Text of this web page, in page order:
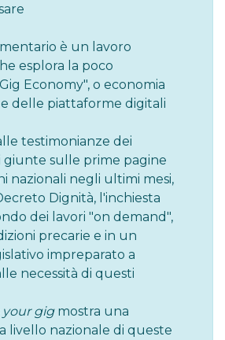
è un lavoro
esplora la poco
Economy", o economia
delle piattaforme digitali
testimonianze dei
sulle prime pagine
nazionali negli ultimi mesi,
Dignità, l'inchiesta
dei lavori "on demand",
precarie e in un
impreparato a
necessità di questi
your gigmostra una
livello nazionale di queste